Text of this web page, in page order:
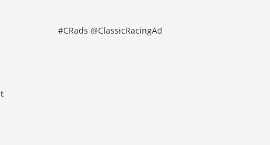
#CRads @ClassicRacingAd